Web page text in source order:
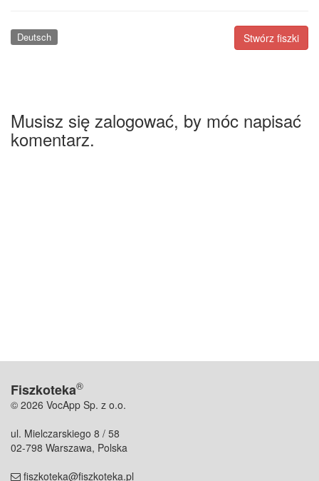
Stwórz fiszki
Deutsch
Musisz się zalogować, by móc napisać
komentarz.
Fiszkoteka®
© 2026 VocApp Sp. z o.o.
ul. Mielczarskiego 8 / 58
02-798 Warszawa, Polska
fiszkoteka@fiszkoteka.pl